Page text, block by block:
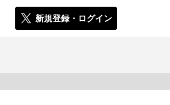
新規登録・ログイン